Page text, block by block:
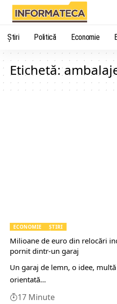
Știri Politică Economie
Etichetă:
ECONOMIE ȘTIRI
Milioane de euro din relocări
pornit dintr-un garaj
Un garaj de lemn, o idee,
orientată…
17 Minute